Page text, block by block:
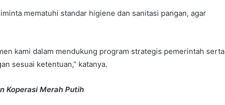
mematuhi standar higiene dan sanitasi pangan, agar
kami dalam mendukung program strategis pemerintah serta
sesuai ketentuan,” katanya.
Koperasi Merah Putih